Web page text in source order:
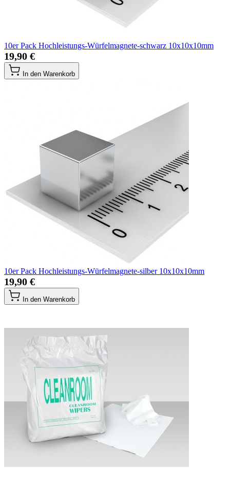
10er Pack Hochleistungs-Würfelmagnete-schwarz 10x10x10mm
19,90 €
In den Warenkorb
10er Pack Hochleistungs-Würfelmagnete-silber 10x10x10mm
19,90 €
In den Warenkorb